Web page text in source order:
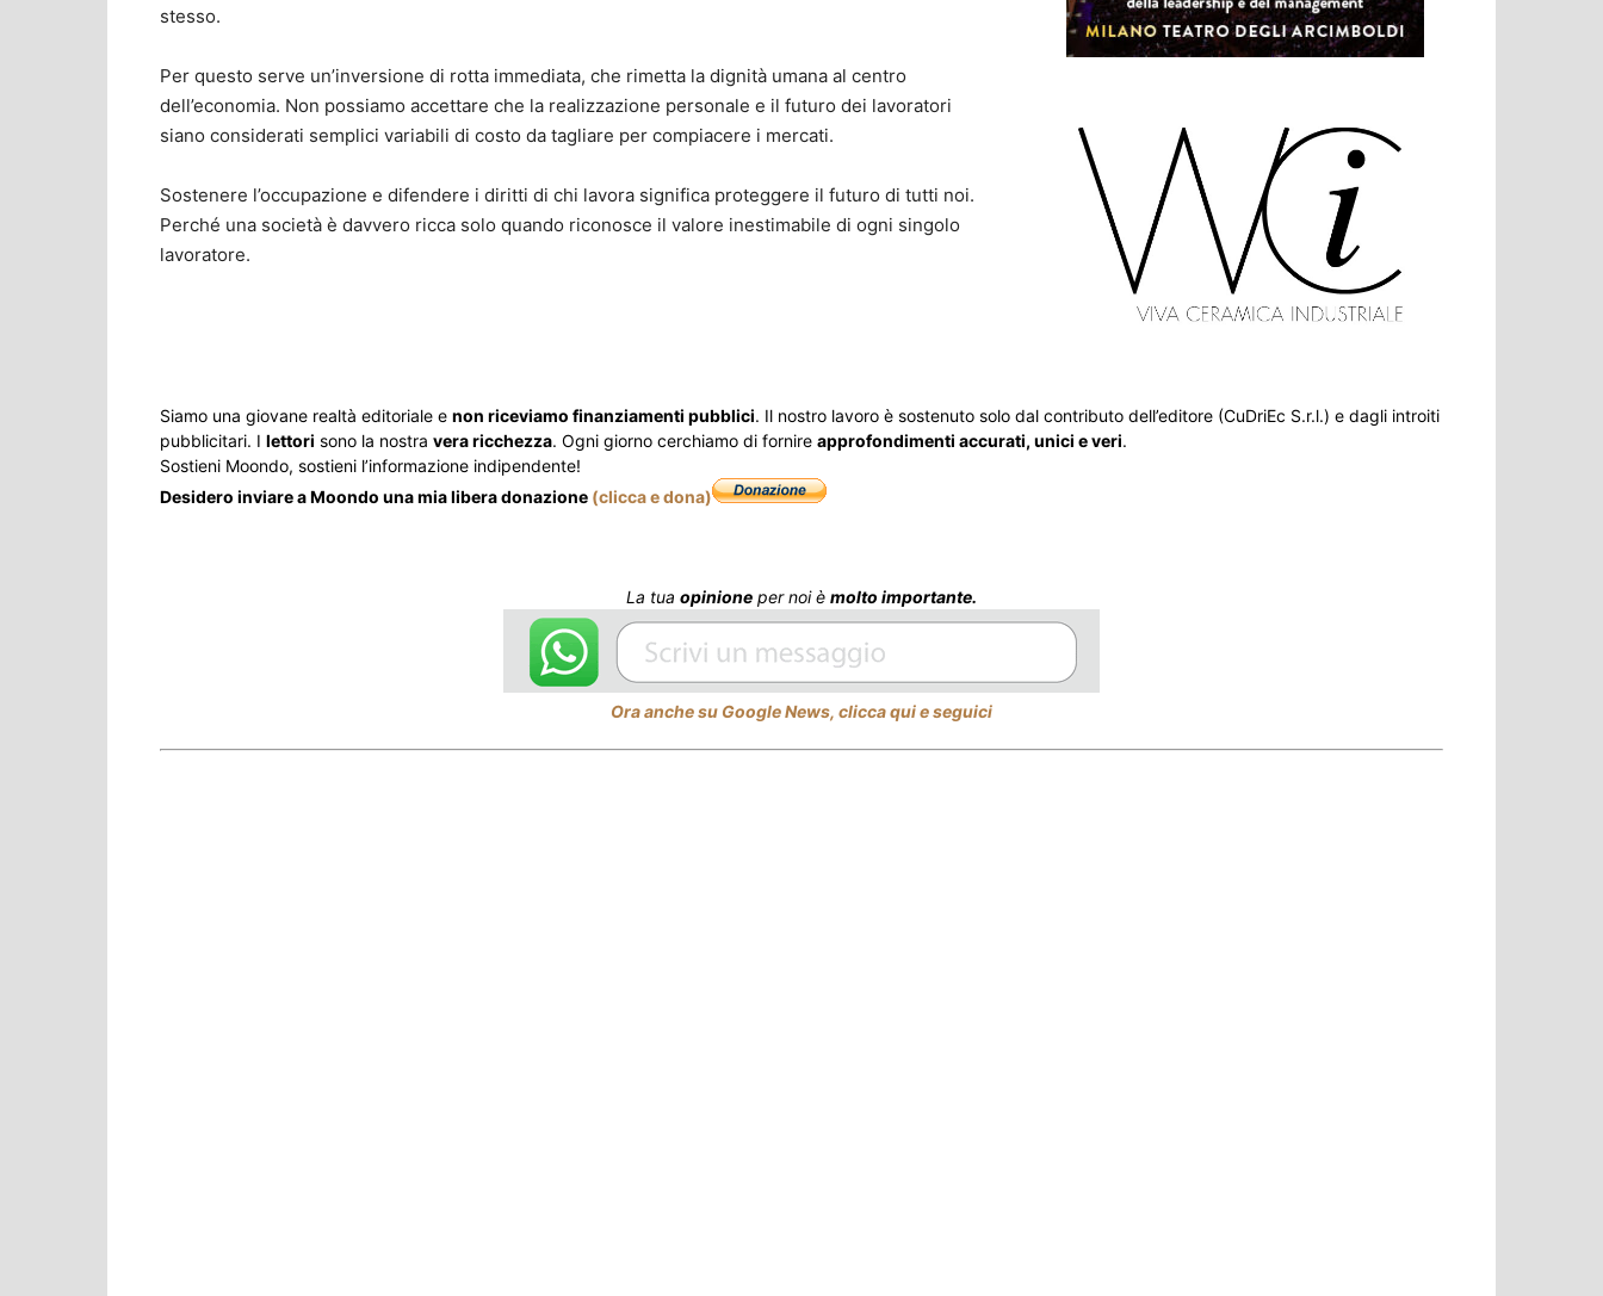
dell'inclusione, del women empowerment.
stesso.
​Per questo serve un’inversione di rotta immediata, che rimetta la dignità umana al centro
dell’economia. Non possiamo accettare che la realizzazione personale e il futuro dei lavoratori
siano considerati semplici variabili di costo da tagliare per compiacere i mercati.
Sostenere l’occupazione e difendere i diritti di chi lavora significa proteggere il futuro di tutti noi.
Perché una società è davvero ricca solo quando riconosce il valore inestimabile di ogni singolo
lavoratore.
Siamo una giovane realtà editoriale e non riceviamo finanziamenti pubblici. Il nostro lavoro è sostenuto solo dal contributo dell’editore (CuDriEc S.r.l.) e dagli introiti
pubblicitari. I lettori sono la nostra vera ricchezza. Ogni giorno cerchiamo di fornire approfondimenti accurati, unici e veri.
Sostieni Moondo, sostieni l’informazione indipendente!
Desidero inviare a Moondo una mia libera donazione (clicca e dona)
La tua opinione per noi è molto importante.
Ora anche su Google News, clicca qui e seguici